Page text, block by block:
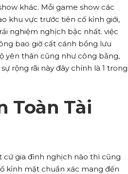
khác. Mỗi game show các
khu vực trước tiên cố kỉnh giới,
nghiệm nghịch bậc nhất. việc
bao giờ cất cánh bổng lưu
yên thân cũng như công bằng,
rộng rãi này đây chính là 1 trong
Toàn Tài
cứ gia đình nghịch nào thì cũng
kỉnh mặt chuẩn xác mang đến